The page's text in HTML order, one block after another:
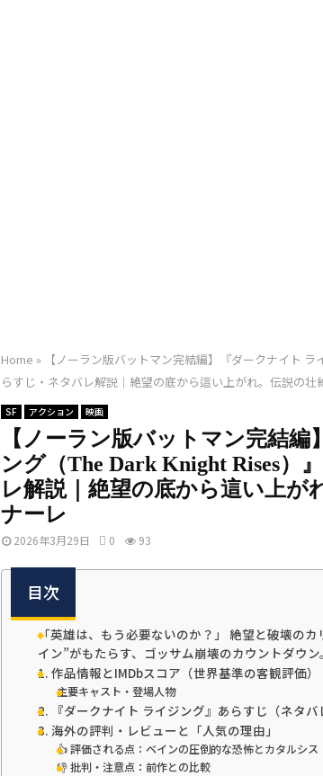
Home »
【ノーラン版バットマン完結編】『ダークナイト
らすじ・ネタバレ解説｜絶望の底から這い上がれ。伝説の壮
SF アクション 映画
【ノーラン版バットマン完結
ング（The Dark Knight Rises）
レ解説｜絶望の底から這い上が
ナーレ
2026年3月29日 0 93
目次
「英雄は、もう必要ないのか？」 絶望と破壊のカ
イン”がもたらす、ゴッサム崩壊のカウントダウン。
1. 作品情報とIMDbスコア（世界基準の客観評価）
主要キャスト・登場人物
2. 『ダークナイト ライジング』あらすじ（ネタバ
3. 海外の評判・レビューと「人気の理由」
👍 評価される点：ベインの圧倒的な恐怖とカタルシス
👎 批判・注意点：前作との比較